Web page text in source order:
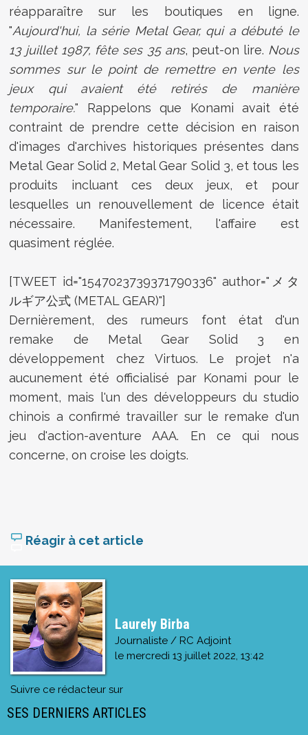
réapparaître sur les boutiques en ligne.
"Aujourd'hui, la série Metal Gear, qui a débuté le
13 juillet 1987, fête ses 35 ans, peut-on lire. Nous
sommes sur le point de remettre en vente les
jeux qui avaient été retirés de manière
temporaire." Rappelons que Konami avait été
contraint de prendre cette décision en raison
d'images d'archives historiques présentes dans
Metal Gear Solid 2, Metal Gear Solid 3, et tous les
produits incluant ces deux jeux, et pour
lesquelles un renouvellement de licence était
nécessaire. Manifestement, l'affaire est
quasiment réglée.
[TWEET id="1547023739371790336" author="メタ
ルギア公式 (METAL GEAR)"]
Dernièrement, des rumeurs font état d'un
remake de Metal Gear Solid 3 en
développement chez Virtuos. Le projet n'a
aucunement été officialisé par Konami pour le
moment, mais l'un des développeurs du studio
chinois a confirmé travailler sur le remake d'un
jeu d'action-aventure AAA. En ce qui nous
concerne, on croise les doigts.
Réagir à cet article
Laurely Birba
Journaliste / RC Adjoint
le mercredi 13 juillet 2022, 13:42
Suivre ce rédacteur sur
SES DERNIERS ARTICLES